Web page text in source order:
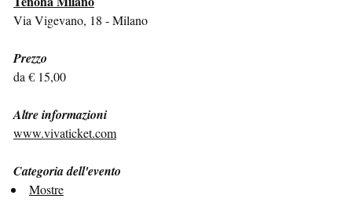
Via Vigevano, 18 - Milano
Prezzo
da € 15,00
Altre informazioni
www.vivaticket.com
Categoria dell'evento
Mostre